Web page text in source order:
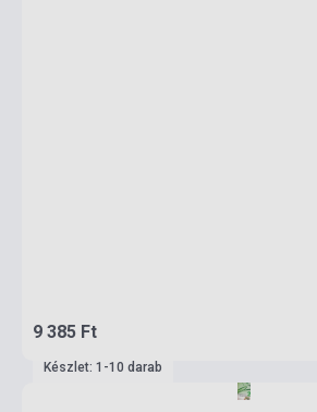
9 385 Ft
Készlet: 1-10 darab